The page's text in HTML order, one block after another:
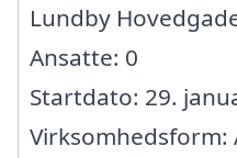
Lundby
Ansatte: 0
Startdato: 29.
Virksomhedsform: